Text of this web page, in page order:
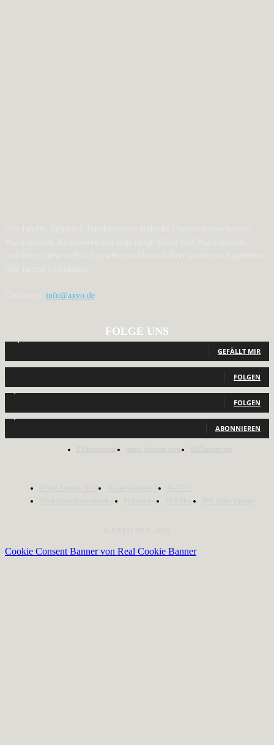
info@axyo.de
FOLGE UNS
GEFÄLLT MIR
440 Follower
FOLGEN
2,040 Follower
FOLGEN
1,150 Abonnenten
ABONNIEREN
Cookie Consent Banner von Real Cookie Banner